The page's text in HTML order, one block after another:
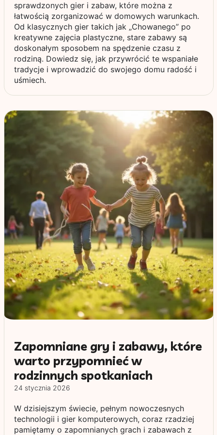
sprawdzonych gier i zabaw, które można z
łatwością zorganizować w domowych warunkach.
Od klasycznych gier takich jak „Chowanego” po
kreatywne zajęcia plastyczne, stare zabawy są
doskonałym sposobem na spędzenie czasu z
rodziną. Dowiedz się, jak przywrócić te wspaniałe
tradycje i wprowadzić do swojego domu radość i
uśmiech.
Zapomniane gry i zabawy, które
warto przypomnieć w
rodzinnych spotkaniach
24 stycznia 2026
W dzisiejszym świecie, pełnym nowoczesnych
technologii i gier komputerowych, coraz rzadziej
pamiętamy o zapomnianych grach i zabawach z